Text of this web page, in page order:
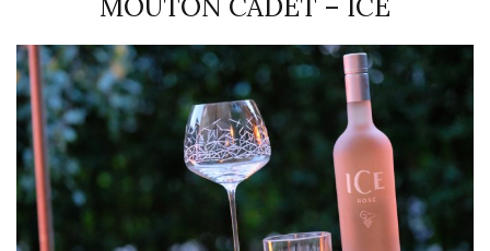
MOUTON CADET – ICE